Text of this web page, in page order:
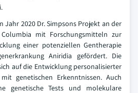
Jahr 2020 Dr. Simpsons Projekt an der
mit Forschungsmitteln zur
einer potenziellen Gentherapie
Aniridia gefördert. Die
auf die Entwicklung personalisierter
genetischen Erkenntnissen. Auch
genetische Tests und molekulare